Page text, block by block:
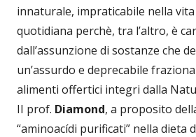
innaturale, impraticabile nella
quotidiana perchè, tra l’altro, è
dall’assunzione di sostanze che
un’assurdo e deprecabile
alimenti offertici integri dalla
II prof. Diamond, a proposito
“aminoacídi purificati” nella dieta